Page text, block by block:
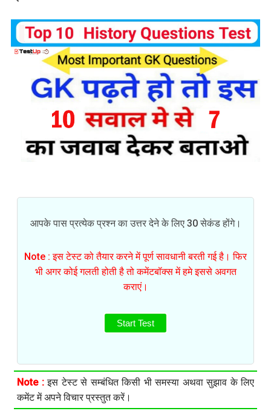
आपके पास प्रत्येक प्रश्न का उत्तर देने के लिए 30 सेकंड होंगे।
Note : इस टेस्ट को तैयार करने में पूर्ण सावधानी बरती गई है। फिर
भी अगर कोई गलती होती है तो कमेंटबॉक्स में हमे इससे अवगत
कराएं।
Start Test
Note :इस टेस्ट से सम्बंधित किसी भी समस्या अथवा सुझाव के लिए
कमेंट में अपने विचार प्रस्तुत करें।